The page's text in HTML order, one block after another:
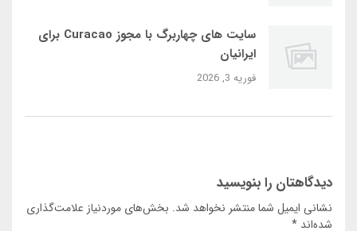
سایت‌ های چهاربرگ با مجوز Curacao برای
ایرانیان
فوریه 3, 2026
دیدگاهتان را بنویسید
نشانی ایمیل شما منتشر نخواهد شد. بخش‌های موردنیاز علامت‌گذاری
شده‌اند *